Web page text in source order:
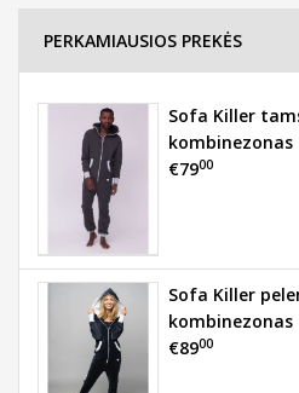
PERKAMIAUSIOS PREKĖS
Sofa Killer
kombinezonas
€7900
Sofa Killer
kombinezonas
€8900